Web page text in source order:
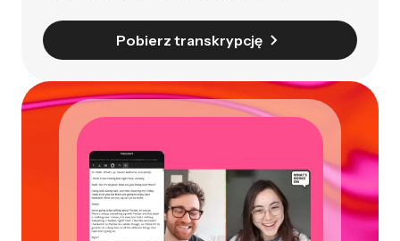
Pobierz transkrypcję